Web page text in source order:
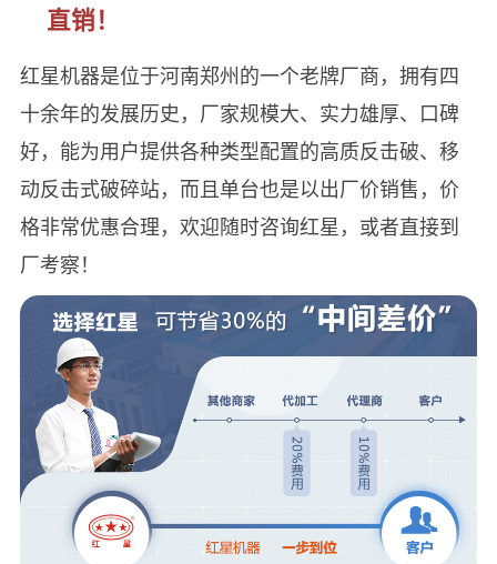
直销！
红星机器是位于河南郑州的一个老牌厂商，拥有四
十余年的发展历史，厂家规模大、实力雄厚、口碑
好，能为用户提供各种类型配置的高质反击破、移
动反击式破碎站，而且单台也是以出厂价销售，价
格非常优惠合理，欢迎随时咨询红星，或者直接到
厂考察！